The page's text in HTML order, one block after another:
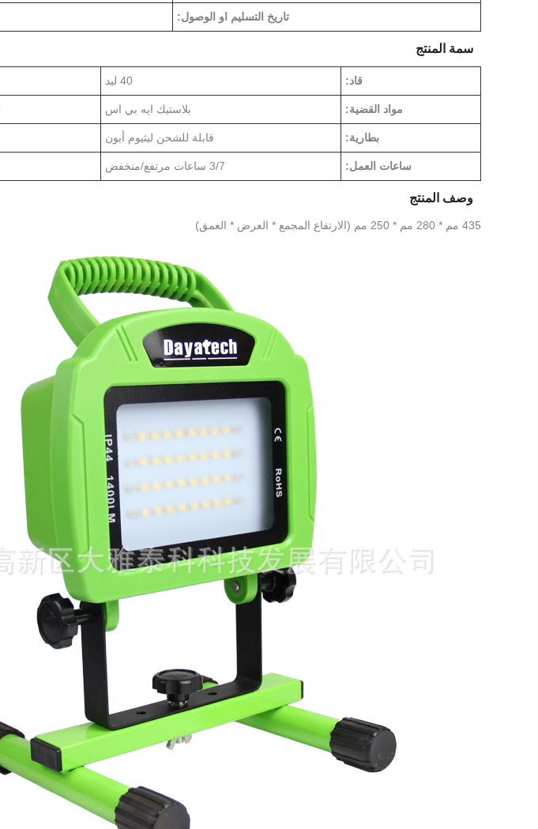
تاريخ التسليم او الوصول:
سمة المنتج
قاد: 40 ليد
مواد القضية: بلاستيك ايه بي اس
بطارية: قابلة للشحن ليثيوم أيون
ساعات العمل: 3/7 ساعات مرتفع/منخفض
وصف المنتج
435 مم * 280 مم * 250 مم (الارتفاع المجمع * العرض * العمق)